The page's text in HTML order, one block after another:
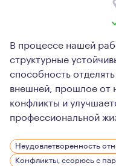
В процессе нашей
структурные
способность
внешней, прошлое от
конфликты и
профессиональной
Психоаналитический
Бизнес-тренер,
Неудовлетворенность
Конфликты, ссорюсь с